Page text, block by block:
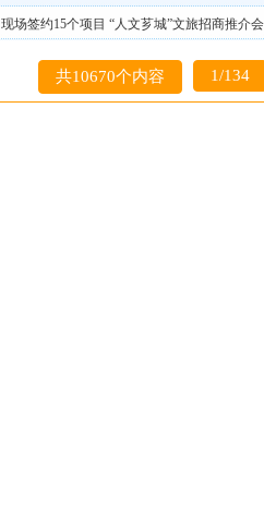
现场签约15个项目 “人文芗城”文旅招商推介
共10670个内容 1/134